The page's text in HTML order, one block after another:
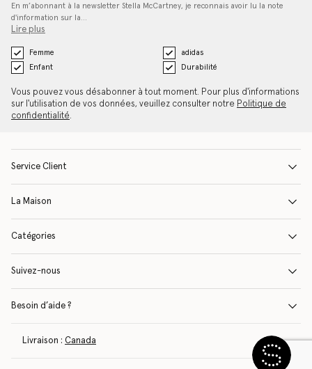
En m’abonnant à la newsletter Stella McCartney, je reconnais avoir lu la note
d'information sur la…
Lire plus
Femme
adidas
Enfant
Durabilité
Vous pouvez vous désabonner à tout moment. Pour plus d'informations
sur l'utilisation de vos données, veuillez consulter notre Politique de
confidentialité.
Service Client
La Maison
Catégories
Suivez-nous
Besoin d’aide ?
Livraison : Canada